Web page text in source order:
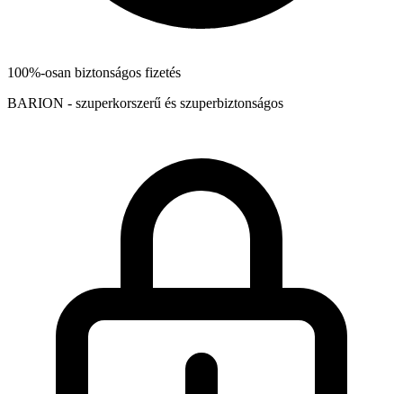
100%-osan biztonságos fizetés
BARION - szuperkorszerű és szuperbiztonságos